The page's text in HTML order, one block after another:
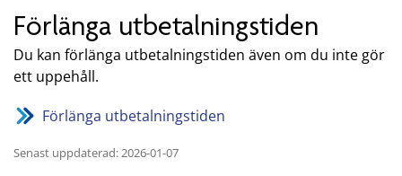
Förlänga utbetalningstiden
Du kan förlänga utbetalningstiden även om du inte gör
ett uppehåll.
Förlänga utbetalningstiden
Senast uppdaterad: 2026-01-07